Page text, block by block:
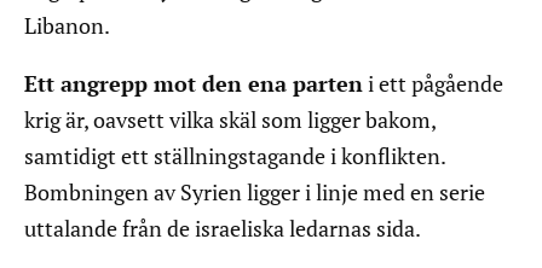
Libanon.
Ett angrepp mot den ena parteni ett pågående
krig är, oavsett vilka skäl som ligger bakom,
samtidigt ett ställningstagande i konflikten.
Bombningen av Syrien ligger i linje med en serie
uttalande från de israeliska ledarnas sida.